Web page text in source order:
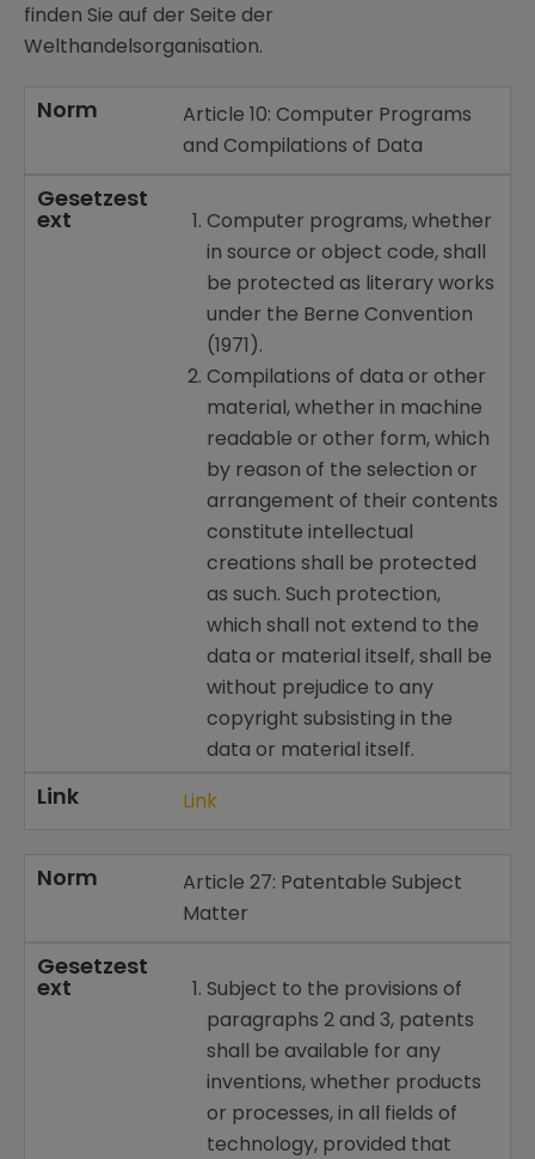
finden Sie auf der Seite der
Welthandelsorganisation.
Norm
Article 10: Computer Programs
and Compilations of Data
Gesetzest
ext
Computer programs, whether
in source or object code, shall
be protected as literary works
under the Berne Convention
(1971).
Compilations of data or other
material, whether in machine
readable or other form, which
by reason of the selection or
arrangement of their contents
constitute intellectual
creations shall be protected
as such. Such protection,
which shall not extend to the
data or material itself, shall be
without prejudice to any
copyright subsisting in the
data or material itself.
Link Link
Norm
Article 27: Patentable Subject
Matter
Gesetzest
ext
Subject to the provisions of
paragraphs 2 and 3, patents
shall be available for any
inventions, whether products
or processes, in all fields of
technology, provided that